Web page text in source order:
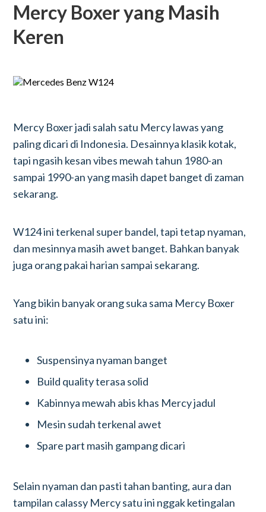
Mercy Boxer yang Masih
Keren
Mercy Boxer jadi salah satu Mercy lawas yang
paling dicari di Indonesia. Desainnya klasik kotak,
tapi ngasih kesan vibes mewah tahun 1980-an
sampai 1990-an yang masih dapet banget di zaman
sekarang.
W124 ini terkenal super bandel, tapi tetap nyaman,
dan mesinnya masih awet banget. Bahkan banyak
juga orang pakai harian sampai sekarang.
Yang bikin banyak orang suka sama Mercy Boxer
satu ini:
Suspensinya nyaman banget
Build quality terasa solid
Kabinnya mewah abis khas Mercy jadul
Mesin sudah terkenal awet
Spare part masih gampang dicari
Selain nyaman dan pasti tahan banting, aura dan
tampilan calassy Mercy satu ini nggak ketingalan